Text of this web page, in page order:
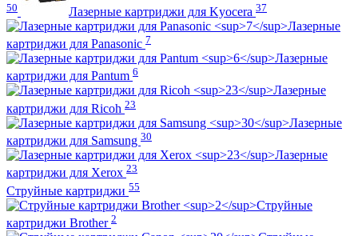
50 Лазерные картриджи для Kyocera 37
Лазерные
картриджи для Panasonic 7
Лазерные
картриджи для Pantum 6
Лазерные
картриджи для Ricoh 23
Лазерные
картриджи для Samsung 30
Лазерные
картриджи для Xerox 23
Струйные картриджи 55
Струйные
картриджи Brother 2